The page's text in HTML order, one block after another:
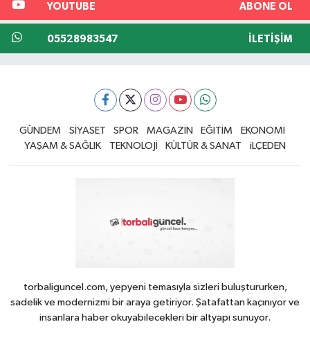
YOUTUBE ABONE OL
05528983547 İLETIŞIM
GÜNDEM SİYASET SPOR MAGAZİN EĞİTİM
EKONOMİ
YAŞAM & SAĞLIK
TEKNOLOJİ KÜLTÜR & SANAT iLÇEDEN
torbaliguncel.com, yepyeni temasıyla sizleri buluştururken,
sadelik ve modernizmi bir araya getiriyor. Şatafattan kaçınıyor ve
insanlara haber okuyabilecekleri bir altyapı sunuyor.